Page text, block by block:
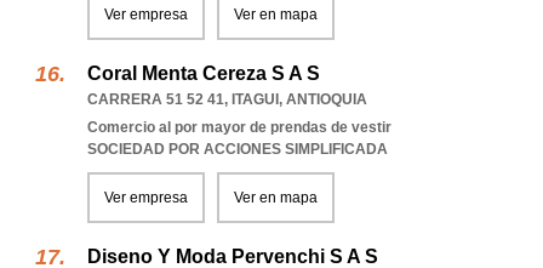
Ver empresa Ver en mapa
Coral Menta Cereza S A S
CARRERA 51 52 41, ITAGUI , ANTIOQUIA
Comercio al por mayor de prendas de vestir
SOCIEDAD POR ACCIONES SIMPLIFICADA
Ver empresa Ver en mapa
Diseno Y Moda Pervenchi S A S